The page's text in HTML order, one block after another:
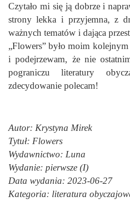
Czytało mi się ją dobrze i
strony lekka i przyjemna, z
ważnych tematów i dająca
„Flowers” było moim
i podejrzewam, że nie
pograniczu literatury
zdecydowanie polecam!
Autor: Krystyna Mirek
Tytuł: Flowers
Wydawnictwo: Luna
Wydanie: pierwsze (I)
Data wydania: 2023-06-27
Kategoria: literatura